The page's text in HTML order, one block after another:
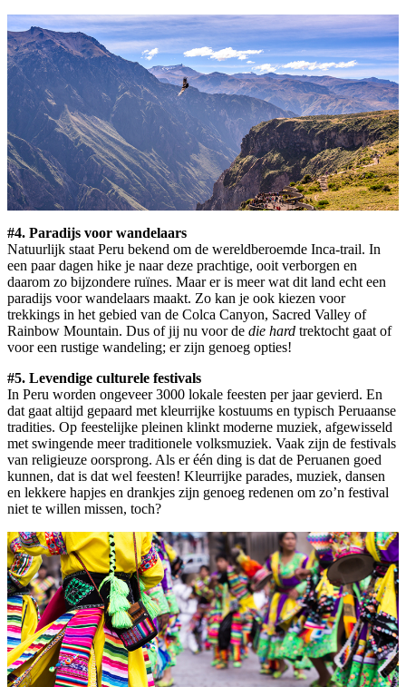
#4. Paradijs voor wandelaars
Natuurlijk staat Peru bekend om de wereldberoemde Inca-trail. In
een paar dagen hike je naar deze prachtige, ooit verborgen en
daarom zo bijzondere ruïnes. Maar er is meer wat dit land echt een
paradijs voor wandelaars maakt. Zo kan je ook kiezen voor
trekkings in het gebied van de Colca Canyon, Sacred Valley of
Rainbow Mountain. Dus of jij nu voor de die hard trektocht gaat of
voor een rustige wandeling; er zijn genoeg opties!
#5. Levendige culturele festivals
In Peru worden ongeveer 3000 lokale feesten per jaar gevierd. En
dat gaat altijd gepaard met kleurrijke kostuums en typisch Peruaanse
tradities. Op feestelijke pleinen klinkt moderne muziek, afgewisseld
met swingende meer traditionele volksmuziek. Vaak zijn de festivals
van religieuze oorsprong. Als er één ding is dat de Peruanen goed
kunnen, dat is dat wel feesten! Kleurrijke parades, muziek, dansen
en lekkere hapjes en drankjes zijn genoeg redenen om zo’n festival
niet te willen missen, toch?